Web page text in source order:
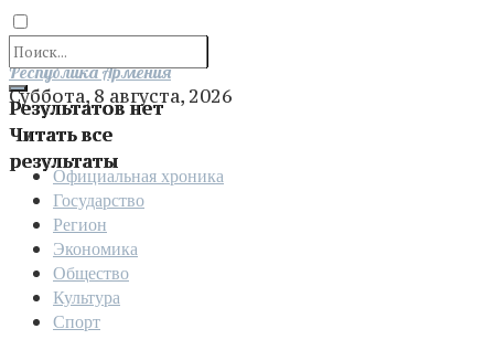
Результатов нет
Читать все
результаты
Отправить
Республика Армения
Суббота, 8 августа, 2026
Официальная хроника
Государство
Регион
Экономика
Общество
Культура
Спорт